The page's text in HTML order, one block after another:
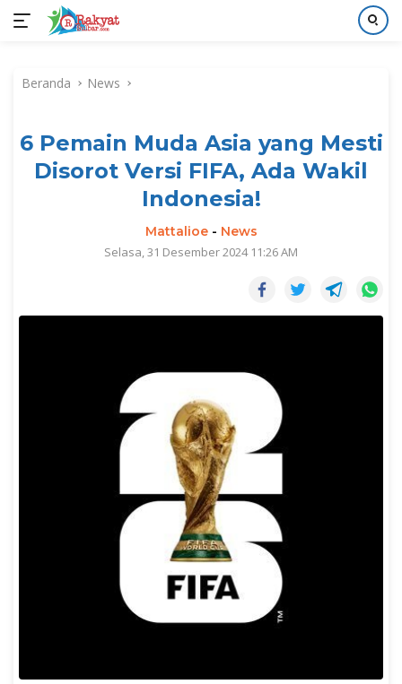
kontenBeranda News
6 Pemain Muda Asia yang Mesti
Disorot Versi FIFA, Ada Wakil
Indonesia!
Mattalioe- News
Selasa, 31 Desember 2024 11:26 AM